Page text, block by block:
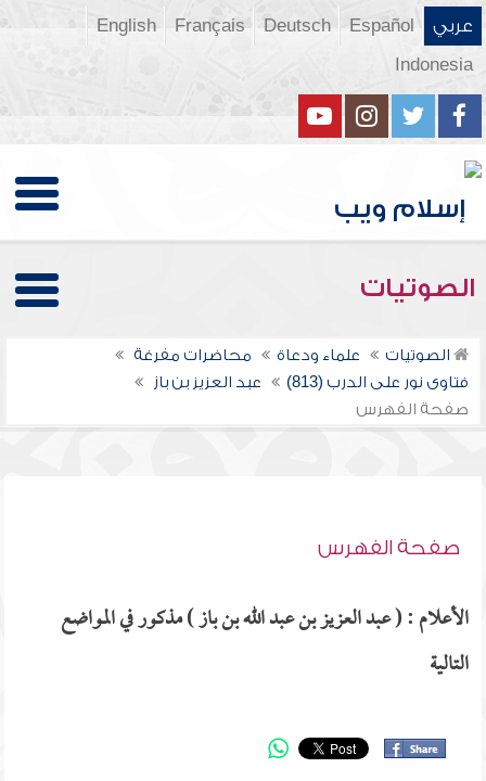
عربي Español
Deutsch
Français
English
Indonesia
الصوتيات
الصوتيات علماء ودعاة
محاضرات مفرغة
فتاوى نور على الدرب (813)
عبد العزيز بن باز
صفحة الفهرس
صفحة الفهرس
الأعلام : ( عبد العزيز بن عبد الله بن باز ) مذكور في المواضع
التالية